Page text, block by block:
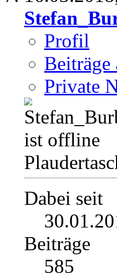
Profil
Beiträge
Private
Dabei seit
Beiträge
585